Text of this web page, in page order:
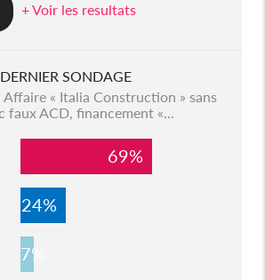
+ Voir les resultats
DERNIER SONDAGE
Affaire « Italia Construction » sans
faux ACD, financement «...
69%
24%
7%